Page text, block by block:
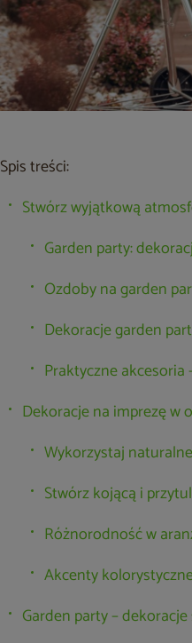
Spis treści:
Stwórz wyjątkową
Garden party:
Ozdoby na garden
Dekoracje garden
Praktyczne
Dekoracje na imprezę w
Wykorzystaj
Stwórz kojącą i
Różnorodność w
Akcenty
Garden party –